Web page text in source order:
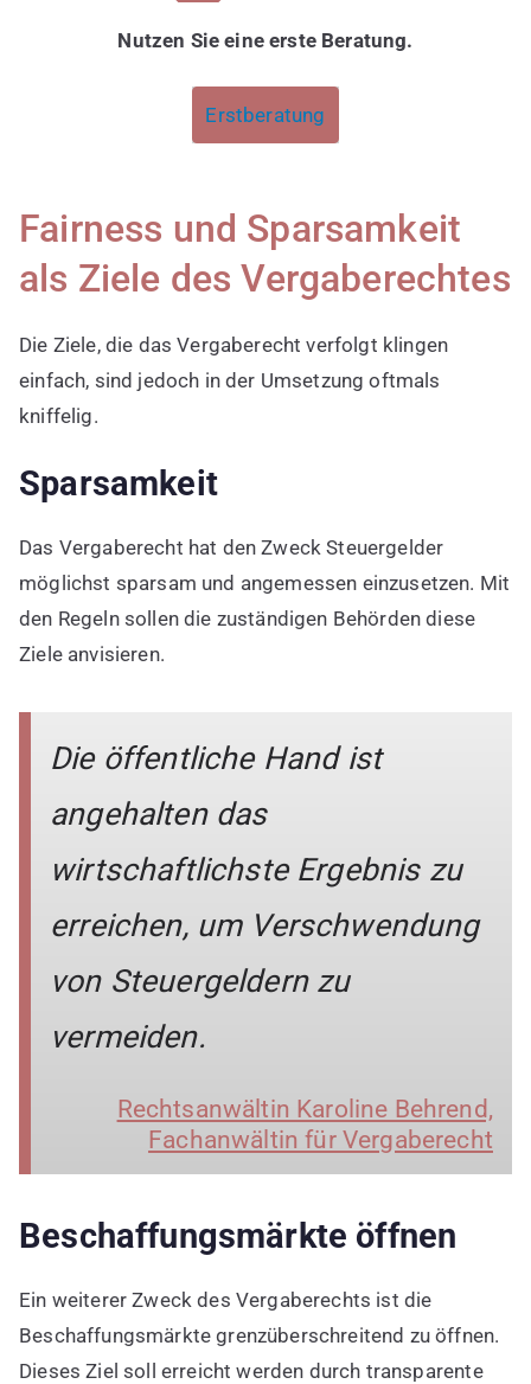
Nutzen Sie eine erste Beratung.
Erstberatung
Fairness und Sparsamkeit
als Ziele des Vergaberechtes
Die Ziele, die das Vergaberecht verfolgt klingen
einfach, sind jedoch in der Umsetzung oftmals
kniffelig.
Sparsamkeit
Das Vergaberecht hat den Zweck Steuergelder
möglichst sparsam und angemessen einzusetzen. Mit
den Regeln sollen die zuständigen Behörden diese
Ziele anvisieren.
Die öffentliche Hand ist
angehalten das
wirtschaftlichste Ergebnis zu
erreichen, um Verschwendung
von Steuergeldern zu
vermeiden.
Rechtsanwältin Karoline Behrend,
Fachanwältin für Vergaberecht
Beschaffungsmärkte öffnen
Ein weiterer Zweck des Vergaberechts ist die
Beschaffungsmärkte grenzüberschreitend zu öffnen.
Dieses Ziel soll erreicht werden durch transparente